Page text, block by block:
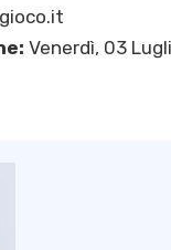
Venerdì, 03